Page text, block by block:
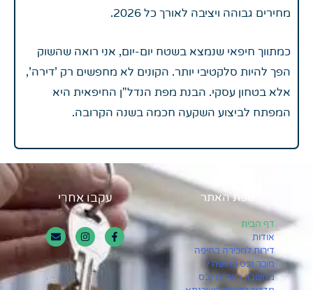
מחירים גבוהה ויציבה לאורך כל 2026.
כמתווך חיפאי שנמצא בשטח יום-יום, אני רואה שהשוק
הפך להיות סלקטיבי יותר. הקונים לא מחפשים רק 'דירה',
אלא בטחון עסקי. הבנת מפת הנדל"ן החיפאית היא
המפתח לביצוע השקעה חכמה בשנה הקרובה.
מפת האתר
דף הבית
אודות
דירות למכירה בחיפה
מוכר נכס בחיפה ?
מחשבון הערכת נכס
עקבו אחרי